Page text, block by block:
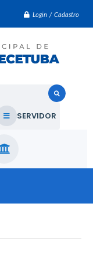
Login / Cadastro
SERVIDOR